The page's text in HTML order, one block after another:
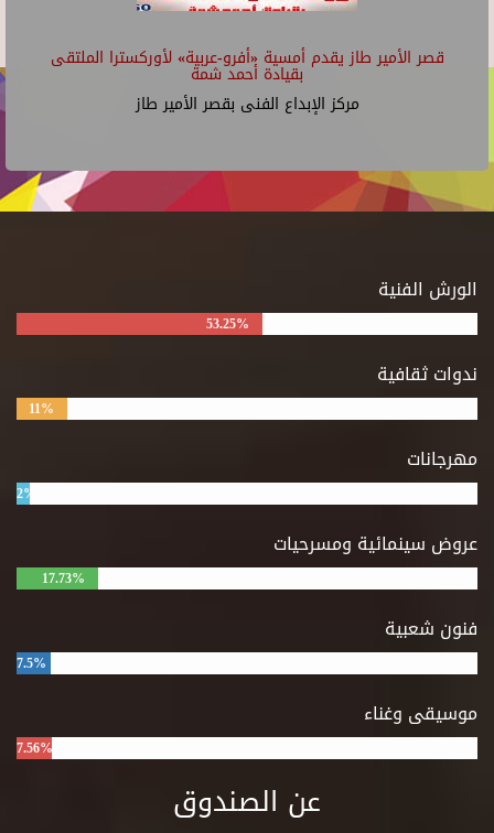
قصر الأمير طاز يقدم أمسية «أفرو-عربية» لأوركسترا الملتقى
بقيادة أحمد شمة
مركز الإبداع الفنى بقصر الأمير طاز
الورش الفنية
53.25%
ندوات ثقافية
11%
مهرجانات
2%
عروض سينمائية ومسرحيات
17.73%
فنون شعبية
7.5%
موسيقى وغناء
7.56%
عن الصندوق